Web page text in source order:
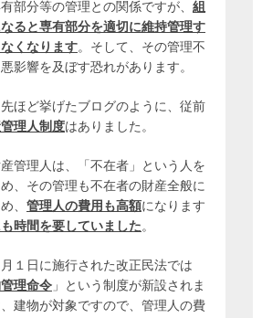
部分等の管理との関係ですが、 組
ると専有部分を適切に維持管理す
くなります。そして、その管理不
影響を及ぼす恐れがあります。
ほど挙げたブログのように、従前
理人制度はありました。
管理人は、「不在者」という人を
、その管理も不在者の財産全般に
、 管理人の費用も高額になります
時間を要していました。
１日に施行された改正民法では
理命令 」という制度が新設されま
建物が対象ですので、管理人の費